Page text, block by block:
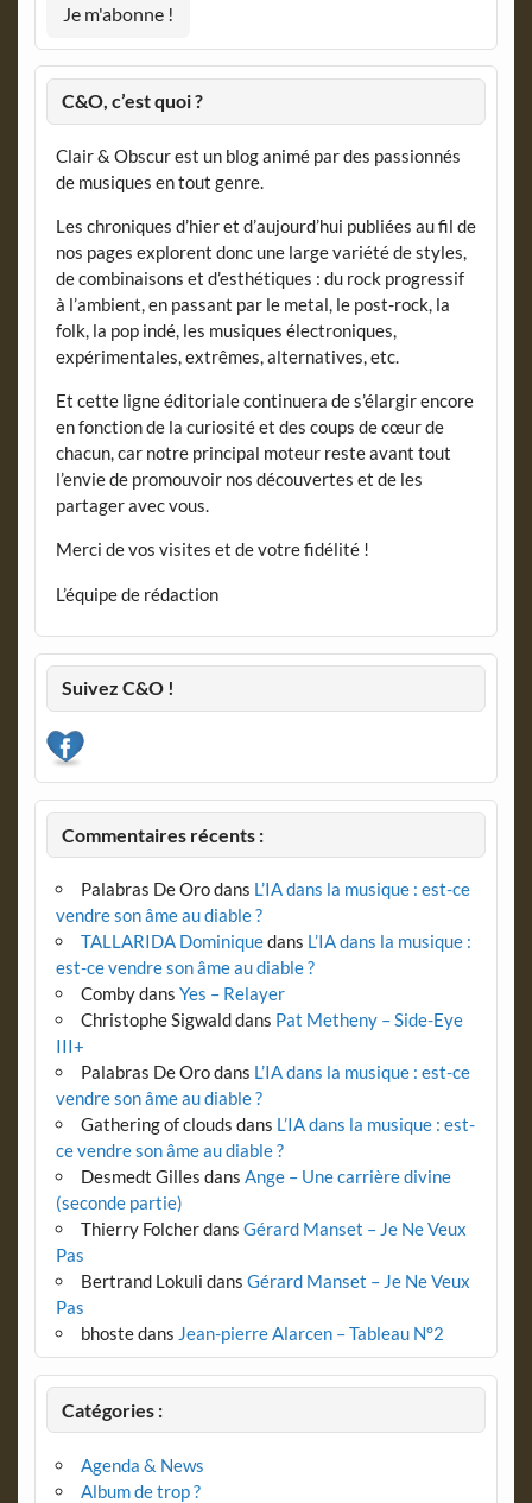
C&O, c’est quoi ?
Clair & Obscur est un blog animé par des passionnés
de musiques en tout genre.
Les chroniques d’hier et d’aujourd’hui publiées au fil de
nos pages explorent donc une large variété de styles,
de combinaisons et d’esthétiques : du rock progressif
à l’ambient, en passant par le metal, le post-rock, la
folk, la pop indé, les musiques électroniques,
expérimentales, extrêmes, alternatives, etc.
Et cette ligne éditoriale continuera de s’élargir encore
en fonction de la curiosité et des coups de cœur de
chacun, car notre principal moteur reste avant tout
l’envie de promouvoir nos découvertes et de les
partager avec vous.
Merci de vos visites et de votre fidélité !
L’équipe de rédaction
Suivez C&O !
Commentaires récents :
Palabras De Orodans L’IA dans la musique : est-ce
vendre son âme au diable ?
TALLARIDA Dominiquedans L’IA dans la musique :
est-ce vendre son âme au diable ?
Combydans Yes – Relayer
Christophe Sigwalddans Pat Metheny – Side-Eye
III+
Palabras De Orodans L’IA dans la musique : est-ce
vendre son âme au diable ?
Gathering of clouds dans L’IA dans la musique : est-
ce vendre son âme au diable ?
Desmedt Gilles dans Ange – Une carrière divine
(seconde partie)
Thierry Folcherdans Gérard Manset – Je Ne Veux
Pas
Bertrand Lokuli dans Gérard Manset – Je Ne Veux
Pas
bhostedans Jean-pierre Alarcen – Tableau N°2
Catégories :
Agenda & News
Album de trop ?